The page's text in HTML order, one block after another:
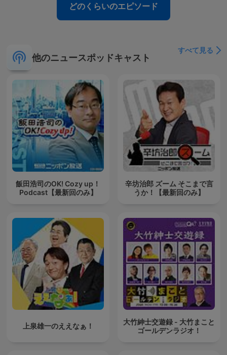
どのくらいのエピソード
他のニュースポッドキャスト
すべて見る
飯田浩司のOK! Cozy up！
Podcast【最新回のみ】
辛坊治郎 ズーム そこまで言
うか！【最新回のみ】
上泉雄一のええなぁ！
大竹紳士交遊録 - 大竹まこと
ゴールデンラジオ！